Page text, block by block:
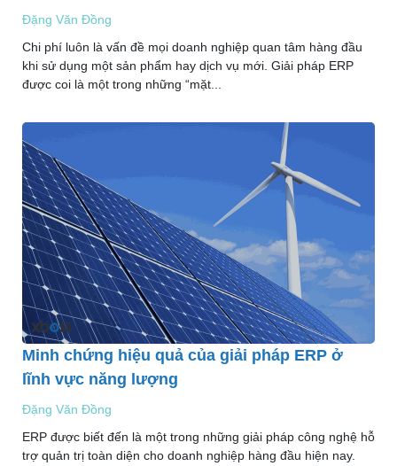
Đặng Văn Đồng
Chi phí luôn là vấn đề mọi doanh nghiệp quan tâm hàng đầu
khi sử dụng một sản phẩm hay dịch vụ mới. Giải pháp ERP
được coi là một trong những “mặt...
Minh chứng hiệu quả của giải pháp ERP ở
lĩnh vực năng lượng
Đặng Văn Đồng
ERP được biết đến là một trong những giải pháp công nghệ hỗ
trợ quản trị toàn diện cho doanh nghiệp hàng đầu hiện nay.